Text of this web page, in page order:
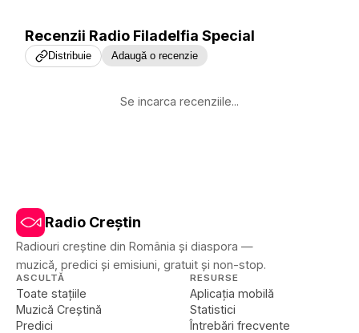
Recenzii Radio Filadelfia Special
Distribuie Adaugă o recenzie
Se incarca recenziile...
Radio Creștin
Radiouri creștine din România și diaspora —
muzică, predici și emisiuni, gratuit și non-stop.
ASCULTĂ
Toate stațiile
Muzică Creștină
Predici
RESURSE
Aplicația mobilă
Statistici
Întrebări frecvente